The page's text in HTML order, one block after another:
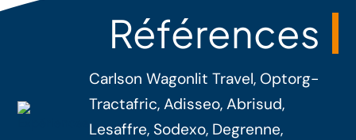
Références
Carlson Wagonlit Travel, Optorg-
Tractafric, Adisseo, Abrisud,
Lesaffre, Sodexo, Degrenne,